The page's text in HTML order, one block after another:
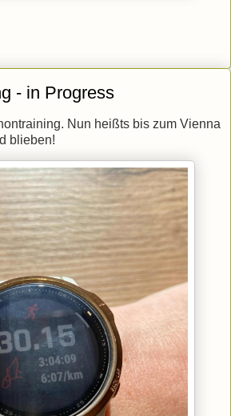
- in Progress
Nun heißts bis zum Vienna
blieben!